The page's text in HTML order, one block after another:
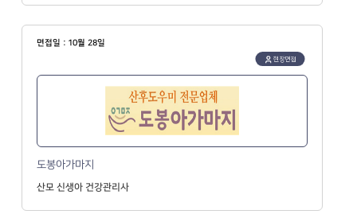
면접일 : 10월 28일
현장면접
도봉아가마지
산모 신생아 건강관리사